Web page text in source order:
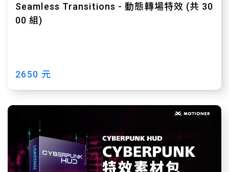
Seamless Transitions - 動態轉場特效 (共 30
00 組)
2650 元